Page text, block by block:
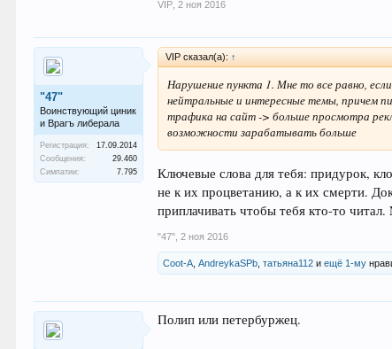
VIP 2 ноя 2016
"47"
Воинствующий циник
и Врагъ либерала
Регистрация:
17.09.2014
Сообщения:
29.460
Симпатии:
7.795
VIP сказал(а): ↑
Нарушение пункта 1. Мне то все равно,
нейтральные и интересные темы, причем
трафика на сайт -> больше просмотра
возможности зарабатывать больше
Ключевые слова для тебя: придурок,
не к их процветанию, а к их смерти.
приплачивать чтобы тебя кто-то читал.
"47" 2 ноя 2016
Coot-A ,AndreykaSPb ,татьяна112 иещё 1-му
Полип или петербуржец.